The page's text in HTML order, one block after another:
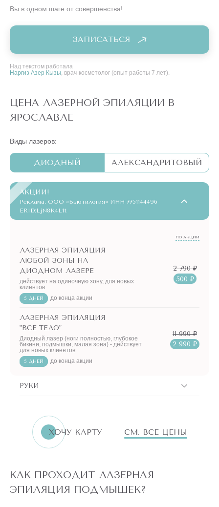
Вы в одном шаге от совершенства!
ЗАПИСАТЬСЯ
Над текстом работала
Наргиз Азер Кызы, врач-косметолог (опыт работы 7 лет).
ЦЕНА ЛАЗЕРНОЙ ЭПИЛЯЦИИ В
ЯРОСЛАВЛЕ
Виды лазеров:
ДИОДНЫЙ АЛЕКСАНДРИТОВЫЙ
АКЦИИ!
Реклама. ООО «Бьютилогия» ИНН 7751144496
ERID:LjN8K4L1t
ПО АКЦИИ
ЛАЗЕРНАЯ ЭПИЛЯЦИЯ
ЛЮБОЙ ЗОНЫ НА
ДИОДНОМ ЛАЗЕРЕ
действует на одиночную зону, для новых
клиентов
5 ДНЕЙ до конца акции
2 790 ₽
500 ₽
ЛАЗЕРНАЯ ЭПИЛЯЦИЯ
"ВСЕ ТЕЛО"
Диодный лазер (ноги полностью, глубокое
бикини, подмышки, малая зона) - действует
для новых клиентов
5 ДНЕЙ до конца акции
11 990 ₽
2 990 ₽
РУКИ
«Бьютилогия»
ERID:LjN8K4L1t
ПО
ЛАЗЕРНАЯ
ХОЧУ КАРТУ СМ. ВСЕ ЦЕНЫ
КАК ПРОХОДИТ ЛАЗЕРНАЯ
ЭПИЛЯЦИЯ ПОДМЫШЕК?